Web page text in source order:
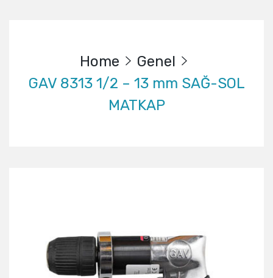
Home
Genel
GAV 8313 1/2 – 13 mm SAĞ-SOL
MATKAP